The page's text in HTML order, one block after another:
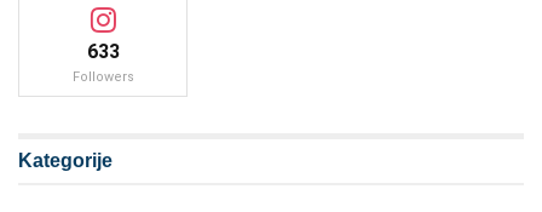
633
Followers
Kategorije